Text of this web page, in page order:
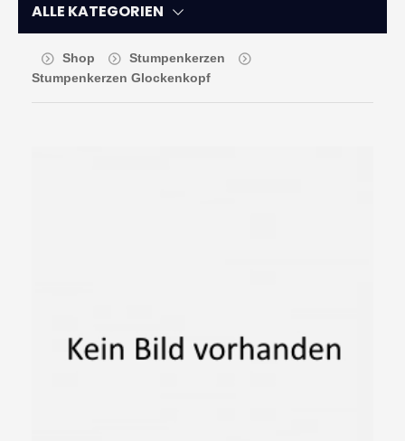
ALLE KATEGORIEN
Shop
Stumpenkerzen
Stumpenkerzen Glockenkopf